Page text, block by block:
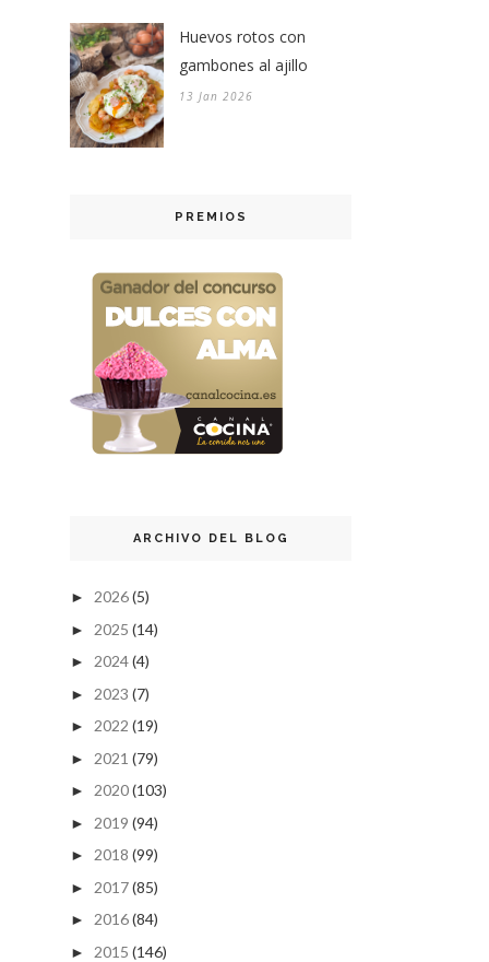
Huevos rotos con
gambones al ajillo
13 Jan 2026
PREMIOS
ARCHIVO DEL BLOG
► 2026(5)
► 2025 (14)
► 2024(4)
► 2023 (7)
► 2022 (19)
► 2021 (79)
► 2020(103)
► 2019 (94)
► 2018 (99)
► 2017(85)
► 2016(84)
► 2015 (146)